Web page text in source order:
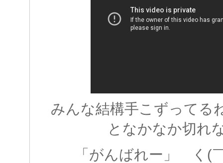
みんな結構手こずってる
となかなか切れ
「がんばれー」 く